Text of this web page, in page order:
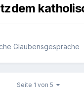
Glaubensgespräche
Seite 1 von 5